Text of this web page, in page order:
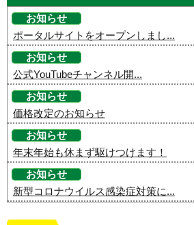
お知らせ
ポータルサイトをオープンしまし...
お知らせ
公式YouTubeチャンネル開...
お知らせ
価格改定のお知らせ
お知らせ
年末年始も休まず駆けつけます！
お知らせ
新型コロナウイルス感染症対策に...